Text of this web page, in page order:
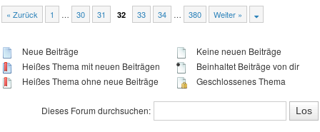
« Zurück 1 … 30 31 32 33 34 … 380 Weiter »
Neue Beiträge
Heißes Thema mit neuen Beiträgen
Heißes Thema ohne neue Beiträge
Keine neuen Beiträge
Beinhaltet Beiträge von dir
Geschlossenes Thema
Dieses Forum durchsuchen: